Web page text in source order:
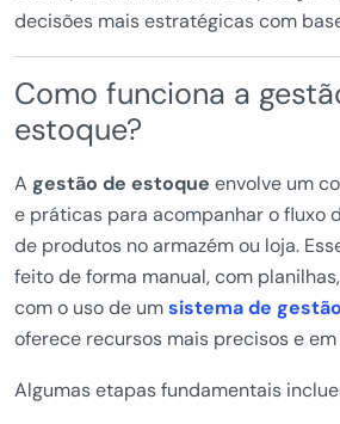
decisões mais estratégicas com
Como funciona a
estoque?
A gestão de estoque envolve um
e práticas para acompanhar o fluxo
de produtos no armazém ou loja.
feito de forma manual, com
com o uso de umsistema de gestão
oferece recursos mais precisos e
Algumas etapas fundamentais